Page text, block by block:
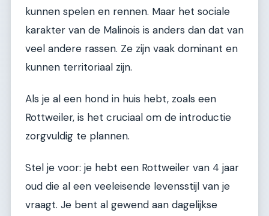
kunnen spelen en rennen. Maar het sociale
karakter van de Malinois is anders dan dat van
veel andere rassen. Ze zijn vaak dominant en
kunnen territoriaal zijn.
Als je al een hond in huis hebt, zoals een
Rottweiler, is het cruciaal om de introductie
zorgvuldig te plannen.
Stel je voor: je hebt een Rottweiler van 4 jaar
oud die al een veeleisende levensstijl van je
vraagt. Je bent al gewend aan dagelijkse